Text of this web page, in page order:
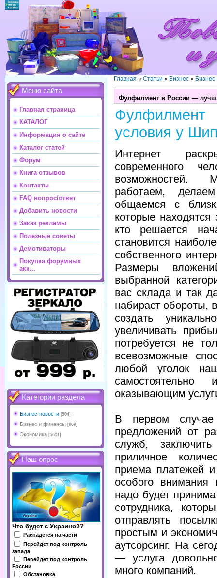
Меню сайта
Главная страница
КАТАЛОГ
Информация о сайте
Каталог статей
Форум
Книга отзывов
Контакты
FAQ вопрос/ответ
Добавить новости
Заказ рекламы
Полезные советы
Демотиваторы
Покупка форумных
акк...
Категории раздела
Бизнес-новости [504]
Бизнес и финансы [968]
Экономика [5601]
Наш опрос
Что будет с Украиной?
Распадется на части
Перейдет под контроль
запада
Перейдет под контроль
России
Обстановка
Главная » Статьи » Бизнес »
Фулфилмент в России —
условия у
Интернет
современного
возможностей.
работаем,
общаемся с
которые
кто решается
становится
собственного
Размеры
выбранной
вас склада и так
набирает обороты,
создать
увеличивать
потребуется не
всевозможные
любой уголок
оказывающим
В первом случае
предложений от
служб,
приличное
приема платежей и
особого внимания
надо будет
сотрудника,
отправлять
простым и
аутсорсинг. На
— услуга
много компаний.